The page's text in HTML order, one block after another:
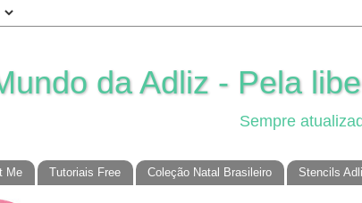
da Adliz - Pela
Sempre
Me Tutoriais Free Coleção Natal Brasileiro Stencils